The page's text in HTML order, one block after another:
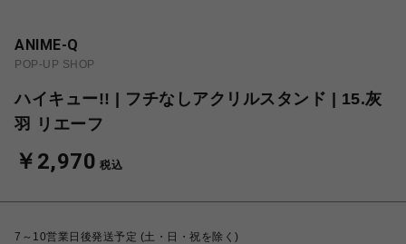
ANIME-Q
POP-UP SHOP
ハイキュー!! | フチなしアクリルスタンド | 15.灰
羽 リエーフ
￥2,970 税込
7～10営業日後発送予定 (土・日・祝を除く)